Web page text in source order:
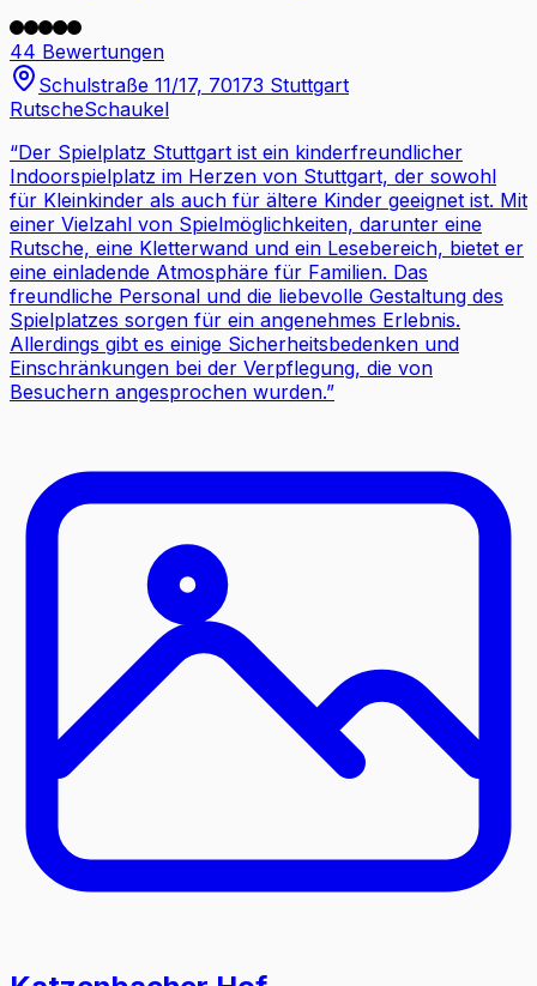
44 Bewertungen
Schulstraße 11/17, 70173 Stuttgart
RutscheSchaukel
“Der Spielplatz Stuttgart ist ein kinderfreundlicher
Indoorspielplatz im Herzen von Stuttgart, der sowohl
für Kleinkinder als auch für ältere Kinder geeignet ist. Mit
einer Vielzahl von Spielmöglichkeiten, darunter eine
Rutsche, eine Kletterwand und ein Lesebereich, bietet er
eine einladende Atmosphäre für Familien. Das
freundliche Personal und die liebevolle Gestaltung des
Spielplatzes sorgen für ein angenehmes Erlebnis.
Allerdings gibt es einige Sicherheitsbedenken und
Einschränkungen bei der Verpflegung, die von
Besuchern angesprochen wurden.”